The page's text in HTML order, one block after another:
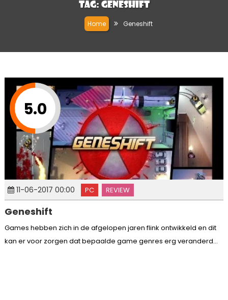
Tag: Geneshift
Home Geneshift
5.0
11-06-2017 00:00 PC REVIEW
Geneshift
Games hebben zich in de afgelopen jaren flink ontwikkeld en dit
kan er voor zorgen dat bepaalde game genres erg veranderd...